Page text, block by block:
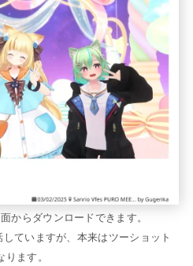
からダウンロードできます。
ていますが、本来はツーショット
ります。